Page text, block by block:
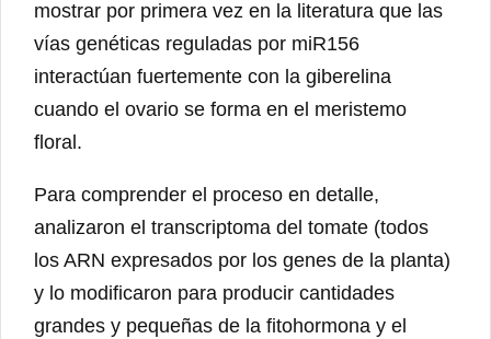
mostrar por primera vez en la literatura que las
vías genéticas reguladas por miR156
interactúan fuertemente con la giberelina
cuando el ovario se forma en el meristemo
floral.
Para comprender el proceso en detalle,
analizaron el transcriptoma del tomate (todos
los ARN expresados ​​por los genes de la planta)
y lo modificaron para producir cantidades
grandes y pequeñas de la fitohormona y el